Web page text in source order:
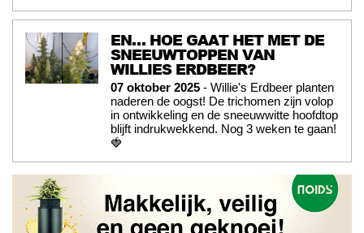
EN… HOE GAAT HET MET DE
SNEEUWTOPPEN VAN
WILLIES ERDBEER?
07 oktober 2025 - Willie's Erdbeer planten
naderen de oogst! De trichomen zijn volop
in ontwikkeling en de sneeuwwitte hoofdtop
blijft indrukwekkend. Nog 3 weken te gaan!
🍓